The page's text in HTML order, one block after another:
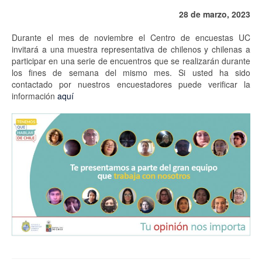
Proyectos
Análisis
Contacto
28 de marzo, 2023
Durante el mes de noviembre el Centro de encuestas UC
invitará a una muestra representativa de chilenos y chilenas a
participar en una serie de encuentros que se realizarán durante
los fines de semana del mismo mes. Si usted ha sido
contactado por nuestros encuestadores puede verificar la
información aquí